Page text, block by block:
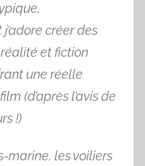
créer des
et fiction
une réelle
(d’après l’avis de
!)
marine, les voiliers